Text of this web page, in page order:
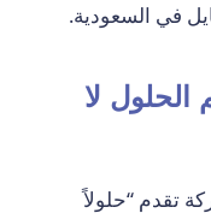
في السعودية.
الحلول لا
تقدم “حلولاً